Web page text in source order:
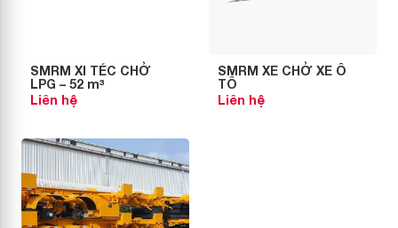
SMRM XI TÉC CHỞ
LPG – 52 m³
Liên hệ
SMRM XE CHỞ XE Ô
TÔ
Liên hệ